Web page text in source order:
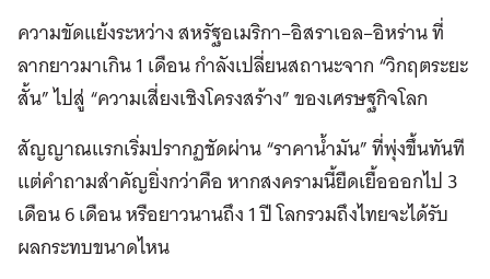
ความขัดแย้งระหว่าง สหรัฐอเมริกา–อิสราเอล–อิหร่าน ที่
ลากยาวมาเกิน 1 เดือน กำลังเปลี่ยนสถานะจาก “วิกฤตระยะ
สั้น” ไปสู่ “ความเสี่ยงเชิงโครงสร้าง” ของเศรษฐกิจโลก
สัญญาณแรกเริ่มปรากฏชัดผ่าน “ราคาน้ำมัน” ที่พุ่งขึ้นทันที
แต่คำถามสำคัญยิ่งกว่าคือ หากสงครามนี้ยืดเยื้อออกไป 3
เดือน 6 เดือน หรือยาวนานถึง 1 ปี โลกรวมถึงไทยจะได้รับ
ผลกระทบขนาดไหน